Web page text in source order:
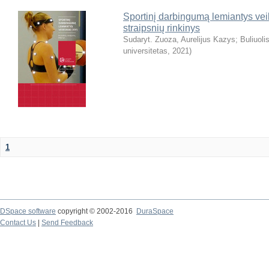
Sportinį darbingumą lemiantys
straipsnių rinkinys
Sudaryt. Zuoza, Aurelijus Kazys;
universitetas, 2021)
1
DSpace software copyright © 2002-2016
DuraSpace
Contact Us
Send Feedback